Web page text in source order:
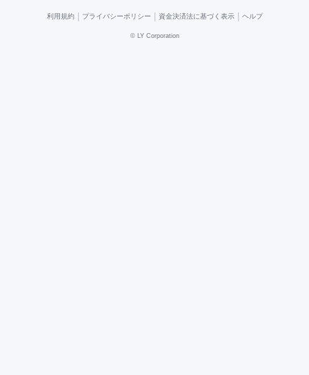
利用規約 プライバシーポリシー 資金決済法に基づく表示 ヘルプ
© LY Corporation